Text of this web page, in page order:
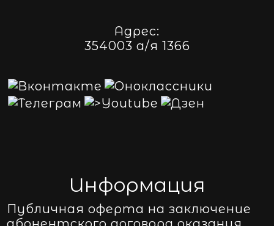
Адрес:
354003 а/я 1366
Информация
Публичная оферта на заключение